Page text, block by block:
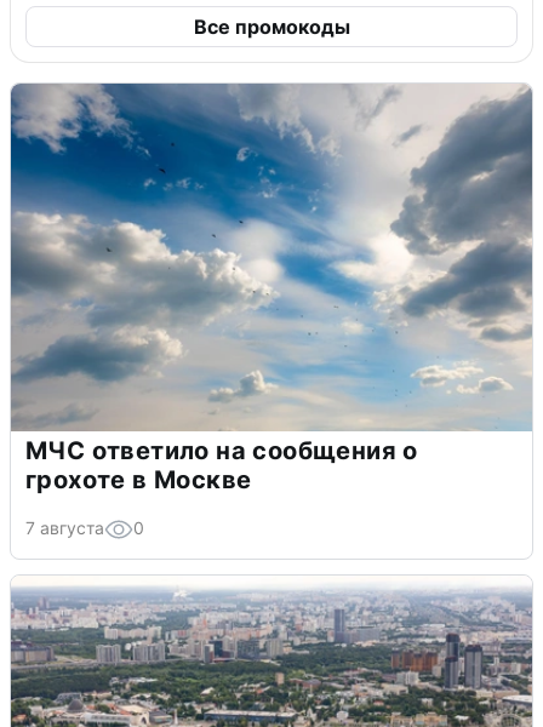
Все промокоды
МЧС ответило на сообщения о
грохоте в Москве
7 августа 0